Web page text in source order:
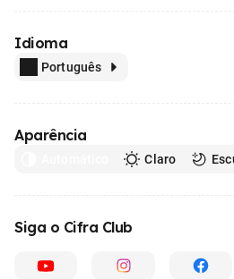
Idioma
Português
Aparência
Claro
Siga o Cifra Club